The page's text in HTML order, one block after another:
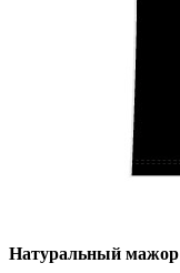
Натуральный мажор